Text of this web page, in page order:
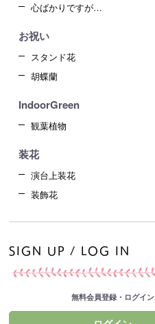
心ばかりですが…
お祝い
スタンド花
胡蝶蘭
IndoorGreen
観葉植物
装花
演台上装花
装飾花
SIGN UP / LOG IN
無料会員登録・ログイン